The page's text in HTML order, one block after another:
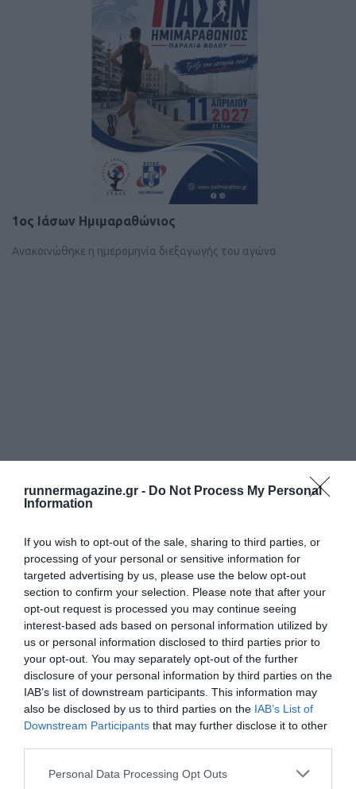
runnermagazine.gr - Do Not Process My Personal
Information
If you wish to opt-out of the sale, sharing to third parties, or
processing of your personal or sensitive information for
targeted advertising by us, please use the below opt-out
section to confirm your selection. Please note that after your
opt-out request is processed you may continue seeing
interest-based ads based on personal information utilized by
us or personal information disclosed to third parties prior to
your opt-out. You may separately opt-out of the further
disclosure of your personal information by third parties on the
IAB’s list of downstream participants. This information may
also be disclosed by us to third parties on the IAB’s List of
Downstream Participants that may further disclose it to other
Personal Data Processing Opt Outs
1ος Ιάσων Ημιμαραθώνιος
Ανακοινώθηκε η ημερομηνία διεξαγωγής του αγώνα